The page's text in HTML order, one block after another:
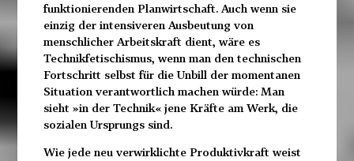
funktionierenden Planwirtschaft. Auch wenn sie
einzig der intensiveren Ausbeutung von
menschlicher Arbeitskraft dient, wäre es
Technikfetischismus, wenn man den technischen
Fortschritt selbst für die Unbill der momentanen
Situation verantwortlich machen würde: Man
sieht »in der Technik« jene Kräfte am Werk, die
sozialen Ursprungs sind.
Wie jede neu verwirklichte Produktivkraft weist